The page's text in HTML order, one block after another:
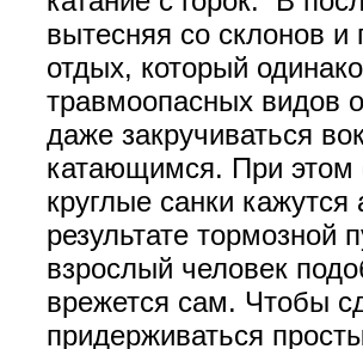
вытесняя со склонов
отдых, который
травмоопасных видов
даже закручиваться
катающимся. При этом
круглые санки
результате тормозной
взрослый человек
врежется сам. Чтобы
придерживаться